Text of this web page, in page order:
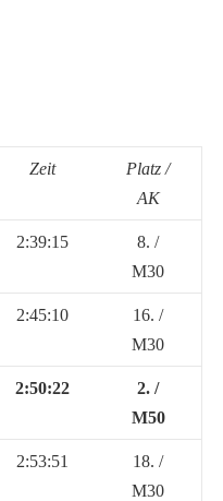
Zeit
Platz /
AK
2:39:15
8. /
M30
2:45:10
16. /
M30
2:50:22
2. /
M50
2:53:51
18. /
M30